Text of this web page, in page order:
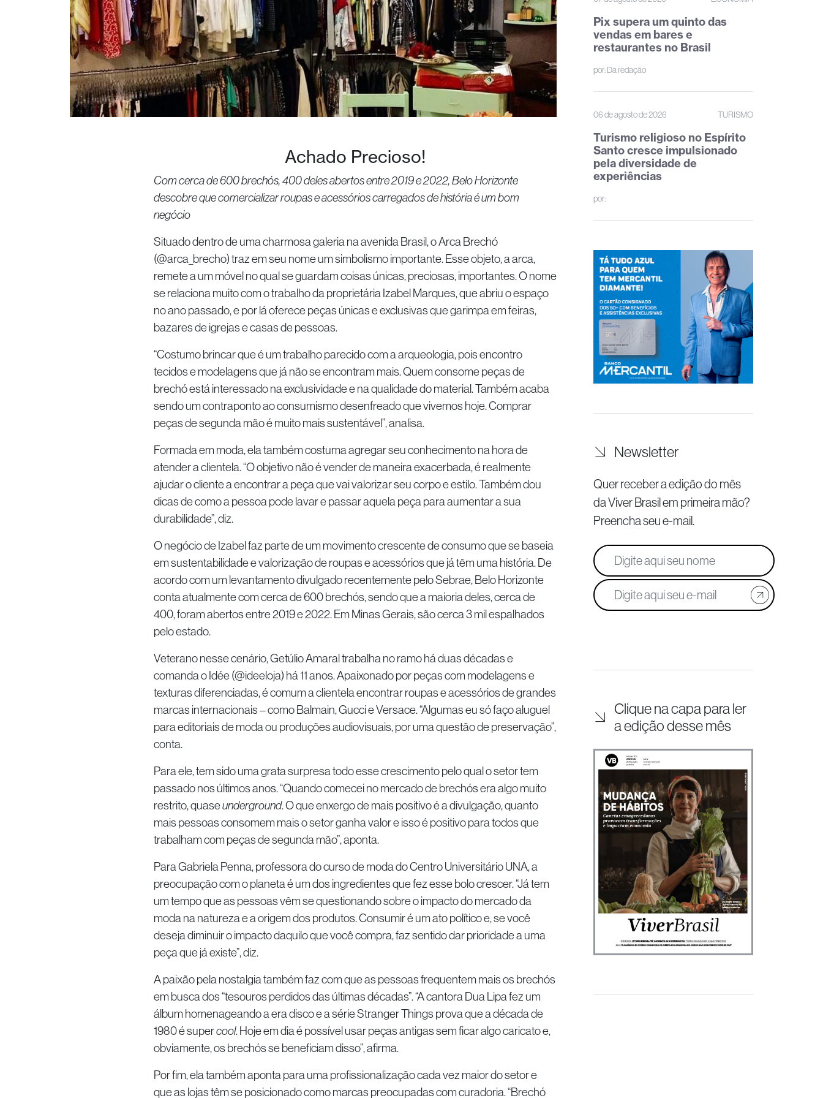
Achado Precioso!
Com cerca de 600 brechós, 400 deles abertos entre 2019 e 2022, Belo Horizonte
descobre que comercializar roupas e acessórios carregados de história é um bom
negócio
Situado dentro de uma charmosa galeria na avenida Brasil, o Arca Brechó
(@arca_brecho) traz em seu nome um simbolismo importante. Esse objeto, a arca,
remete a um móvel no qual se guardam coisas únicas, preciosas, importantes. O nome
se relaciona muito com o trabalho da proprietária Izabel Marques, que abriu o espaço
no ano passado, e por lá oferece peças únicas e exclusivas que garimpa em feiras,
bazares de igrejas e casas de pessoas.
“Costumo brincar que é um trabalho parecido com a arqueologia, pois encontro
tecidos e modelagens que já não se encontram mais. Quem consome peças de
brechó está interessado na exclusividade e na qualidade do material. Também acaba
sendo um contraponto ao consumismo desenfreado que vivemos hoje. Comprar
peças de segunda mão é muito mais sustentável”, analisa.
Formada em moda, ela também costuma agregar seu conhecimento na hora de
atender a clientela. “O objetivo não é vender de maneira exacerbada, é realmente
ajudar o cliente a encontrar a peça que vai valorizar seu corpo e estilo. Também dou
dicas de como a pessoa pode lavar e passar aquela peça para aumentar a sua
durabilidade”, diz.
O negócio de Izabel faz parte de um movimento crescente de consumo que se baseia
em sustentabilidade e valorização de roupas e acessórios que já têm uma história. De
acordo com um levantamento divulgado recentemente pelo Sebrae, Belo Horizonte
conta atualmente com cerca de 600 brechós, sendo que a maioria deles, cerca de
400, foram abertos entre 2019 e 2022. Em Minas Gerais, são cerca 3 mil espalhados
pelo estado.
Veterano nesse cenário, Getúlio Amaral trabalha no ramo há duas décadas e
comanda o Idée (@ideeloja) há 11 anos. Apaixonado por peças com modelagens e
texturas diferenciadas, é comum a clientela encontrar roupas e acessórios de grandes
marcas internacionais – como Balmain, Gucci e Versace. “Algumas eu só faço aluguel
para editoriais de moda ou produções audiovisuais, por uma questão de preservação”,
conta.
Para ele, tem sido uma grata surpresa todo esse crescimento pelo qual o setor tem
passado nos últimos anos. “Quando comecei no mercado de brechós era algo muito
restrito, quaseunderground. O que enxergo de mais positivo é a divulgação, quanto
mais pessoas consomem mais o setor ganha valor e isso é positivo para todos que
trabalham com peças de segunda mão”, aponta.
Para Gabriela Penna, professora do curso de moda do Centro Universitário UNA, a
preocupação com o planeta é um dos ingredientes que fez esse bolo crescer. “Já tem
um tempo que as pessoas vêm se questionando sobre o impacto do mercado da
moda na natureza e a origem dos produtos. Consumir é um ato político e, se você
deseja diminuir o impacto daquilo que você compra, faz sentido dar prioridade a uma
peça que já existe”, diz.
A paixão pela nostalgia também faz com que as pessoas frequentem mais os brechós
em busca dos “tesouros perdidos das últimas décadas”. “A cantora Dua Lipa fez um
álbum homenageando a era disco e a série Stranger Things prova que a década de
1980 é supercool. Hoje em dia é possível usar peças antigas sem ficar algo caricato e,
obviamente, os brechós se beneficiam disso”, afirma.
Por fim, ela também aponta para uma profissionalização cada vez maior do setor e
que as lojas têm se posicionado como marcas preocupadas com curadoria. “Brechó
Pix supera um quinto das
vendas em bares e
restaurantes no Brasil
por:Da redação
06 de agosto de 2026 TURISMO
Turismo religioso no Espírito
Santo cresce impulsionado
pela diversidade de
experiências
por:
Newsletter
Quer receber a edição do mês
da Viver Brasilem primeira mão?
Preencha seu e-mail.
Clique na capa para ler
a edição desse mês